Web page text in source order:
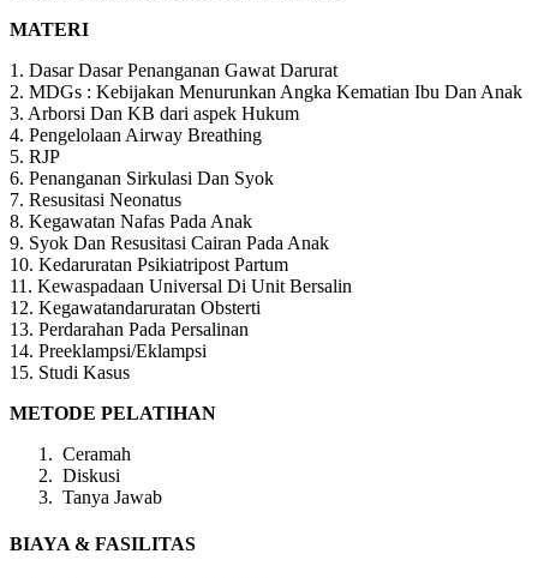
MATERI
1. Dasar Dasar Penanganan Gawat Darurat
2. MDGs : Kebijakan Menurunkan Angka Kematian Ibu Dan Anak
3. Arborsi Dan KB dari aspek Hukum
4. Pengelolaan Airway Breathing
5. RJP
6. Penanganan Sirkulasi Dan Syok
7. Resusitasi Neonatus
8. Kegawatan Nafas Pada Anak
9. Syok Dan Resusitasi Cairan Pada Anak
10. Kedaruratan Psikiatripost Partum
11. Kewaspadaan Universal Di Unit Bersalin
12. Kegawatandaruratan Obsterti
13. Perdarahan Pada Persalinan
14. Preeklampsi/Eklampsi
15. Studi Kasus
METODE PELATIHAN
Ceramah
Diskusi
Tanya Jawab
BIAYA & FASILITAS